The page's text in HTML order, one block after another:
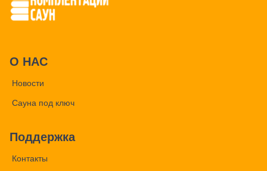
О НАС
Новости
Сауна под ключ
Поддержка
Контакты